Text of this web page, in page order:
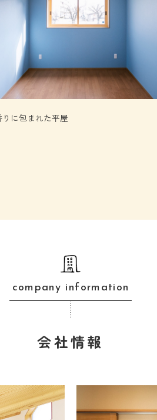
に包まれた平屋
company information
会社情報